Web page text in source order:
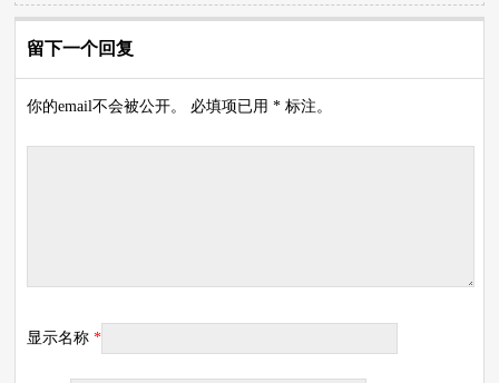
留下一个回复
你的email不会被公开。 必填项已用 * 标注。
显示名称*